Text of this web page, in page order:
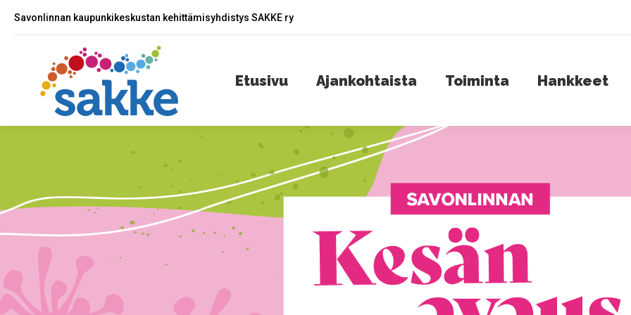
Savonlinnan kaupunkikeskustan kehittämisyhdistys SAKKE ry
Etusivu Ajankohtaista Toiminta Hankkeet
Etusivu